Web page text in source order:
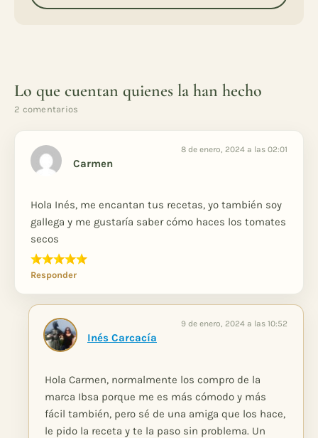
Lo que cuentan quienes la han hecho
2 comentarios
Carmen
8 de enero, 2024 a las 02:01
Hola Inés, me encantan tus recetas, yo también soy
gallega y me gustaría saber cómo haces los tomates
secos
Responder
Inés Carcacía
9 de enero, 2024 a las 10:52
Hola Carmen, normalmente los compro de la
marca Ibsa porque me es más cómodo y más
fácil también, pero sé de una amiga que los hace,
le pido la receta y te la paso sin problema. Un